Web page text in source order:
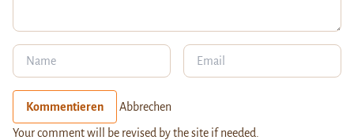
Kommentieren Abbrechen
Your comment will be revised by the site if needed.